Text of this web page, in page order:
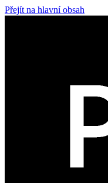
Přejít na hlavní obsah